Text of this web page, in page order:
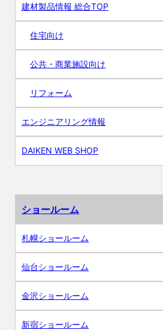
建材製品情報 総合TOP
住宅向け
公共・商業施設向け
リフォーム
エンジニアリング情報
DAIKEN WEB SHOP
ショールーム
札幌ショールーム
仙台ショールーム
金沢ショールーム
新宿ショールーム